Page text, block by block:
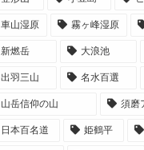
車山湿原 霧ヶ峰湿原
新燃岳 大浪池
出羽三山 名水百選
山岳信仰の山 須磨
日本百名道 姫鶴平